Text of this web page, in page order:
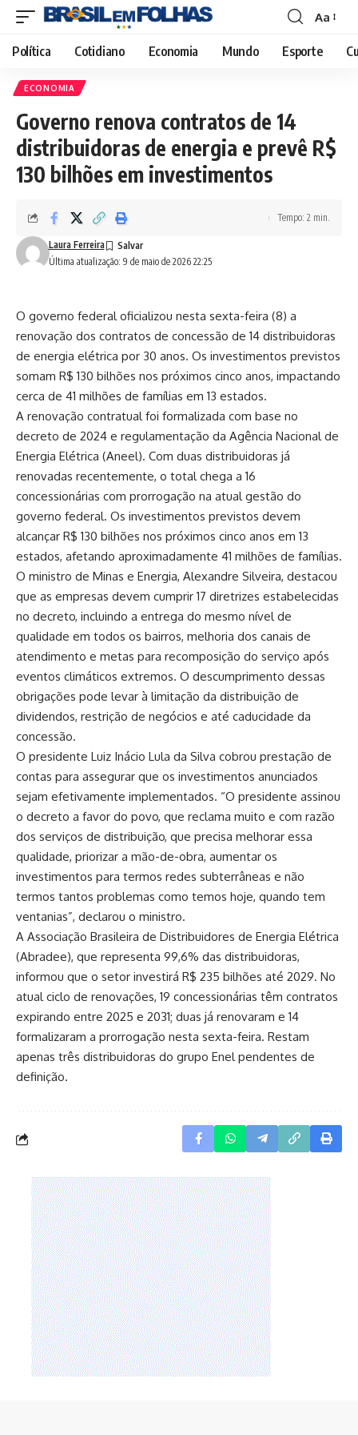
Font
Resizer
Aa
Política Cotidiano Economia Mundo Esporte
ECONOMIA
Governo renova contratos de 14
distribuidoras de energia e prevê R$
130 bilhões em investimentos
Última atualização: 9 de maio de 2026 22:25
Laura Ferreira
Tempo: 2 min.
O governo federal oficializou nesta sexta-feira (8) a
renovação dos contratos de concessão de 14 distribuidoras
de energia elétrica por 30 anos. Os investimentos previstos
somam R$ 130 bilhões nos próximos cinco anos, impactando
cerca de 41 milhões de famílias em 13 estados.
A renovação contratual foi formalizada com base no
decreto de 2024 e regulamentação da Agência Nacional de
Energia Elétrica (Aneel). Com duas distribuidoras já
renovadas recentemente, o total chega a 16
concessionárias com prorrogação na atual gestão do
governo federal. Os investimentos previstos devem
alcançar R$ 130 bilhões nos próximos cinco anos em 13
estados, afetando aproximadamente 41 milhões de famílias.
O ministro de Minas e Energia, Alexandre Silveira, destacou
que as empresas devem cumprir 17 diretrizes estabelecidas
no decreto, incluindo a entrega do mesmo nível de
qualidade em todos os bairros, melhoria dos canais de
atendimento e metas para recomposição do serviço após
eventos climáticos extremos. O descumprimento dessas
obrigações pode levar à limitação da distribuição de
dividendos, restrição de negócios e até caducidade da
concessão.
O presidente Luiz Inácio Lula da Silva cobrou prestação de
contas para assegurar que os investimentos anunciados
sejam efetivamente implementados. “O presidente assinou
o decreto a favor do povo, que reclama muito e com razão
dos serviços de distribuição, que precisa melhorar essa
qualidade, priorizar a mão-de-obra, aumentar os
investimentos para termos redes subterrâneas e não
termos tantos problemas como temos hoje, quando tem
ventanias”, declarou o ministro.
A Associação Brasileira de Distribuidores de Energia Elétrica
(Abradee), que representa 99,6% das distribuidoras,
informou que o setor investirá R$ 235 bilhões até 2029. No
atual ciclo de renovações, 19 concessionárias têm contratos
expirando entre 2025 e 2031; duas já renovaram e 14
formalizaram a prorrogação nesta sexta-feira. Restam
apenas três distribuidoras do grupo Enel pendentes de
definição.